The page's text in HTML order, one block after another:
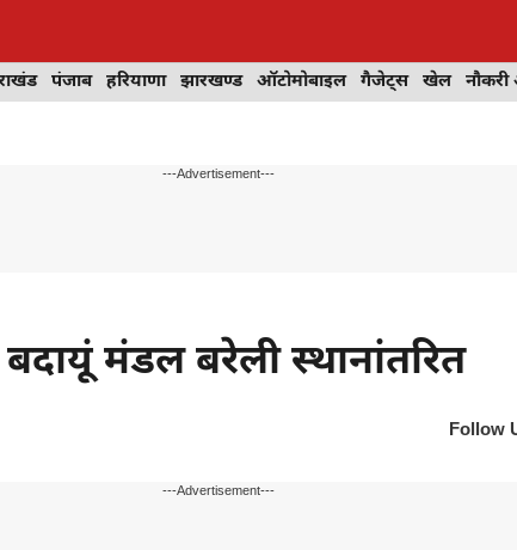
पंजाब हरियाणा झारखण्ड ऑटोमोबाइल गैजेट्स खेल
---Advertisement---
मंडल बरेली स्थानांतरित
Follow
---Advertisement---